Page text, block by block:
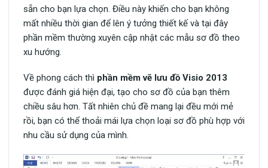
sẵn cho bạn lựa chọn. Điều này khiến cho bạn không
mất nhiều thời gian để lên ý tưởng thiết kế và tại đây
phần mềm thường xuyên cập nhật các mẫu sơ đồ theo
xu hướng.
Về phong cách thì phần mềm vẽ lưu đồ Visio 2013
được đánh giá hiện đại, tạo cho sơ đồ của bạn thêm
chiều sâu hơn. Tất nhiên chủ đề mang lại đều mới mẻ
rồi, bạn có thể thoải mái lựa chọn loại sơ đồ phù hợp với
nhu cầu sử dụng của mình.